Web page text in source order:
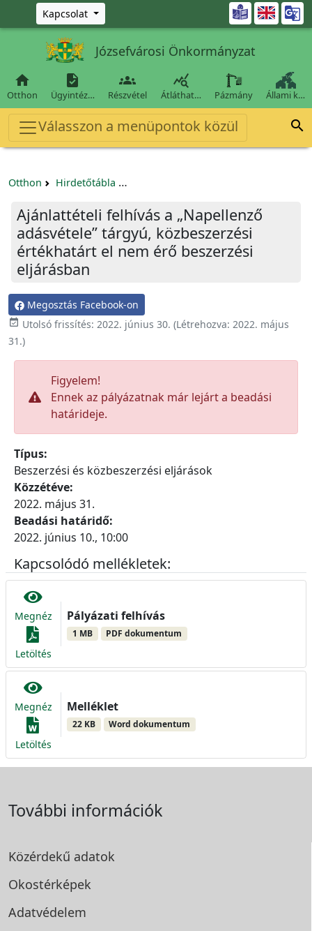
Ugrás a fő tartalomra
Kapcsolat 
Józsefvárosi Önkormányzat

Otthon

Ügyintéz…

Részvétel

Átláthat… Pázmány Állami k…
Válasszon a menüpontok közül 
Otthon Hirdetőtábla
Ajánlattételi felhívás a „Napellenző
adásvétele” tárgyú, közbeszerzési
értékhatárt el nem érő beszerzési
eljárásban
Megosztás Facebook-on
 Utolsó frissítés: 2022. június 30. (Létrehozva: 2022. május
31.)
Figyelem!
Ennek az pályázatnak már lejárt a beadási
határideje.
Típus:
Beszerzési és közbeszerzési eljárások
Közzétéve:
2022. május 31.
Beadási határidő:
2022. június 10., 10:00
Kapcsolódó mellékletek:
Megnéz
Letöltés
Pályázati felhívás
1 MB PDF dokumentum
Megnéz
Letöltés
Melléklet
22 KB Word dokumentum
További információk
Közérdekű adatok
Okostérképek
Adatvédelem